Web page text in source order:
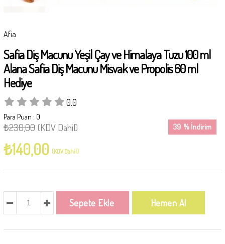
Afia
Safia Diş Macunu Yeşil Çay ve Himalaya Tuzu 100 ml
Alana Safia Diş Macunu Misvak ve Propolis 60 ml
Hediye
0.0
Para Puan : 0
%
39 İndirim
₺230,00 (KDV Dahil)
₺140,00 (KDV Dahil)